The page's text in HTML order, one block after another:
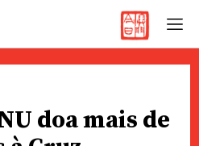
doa mais de